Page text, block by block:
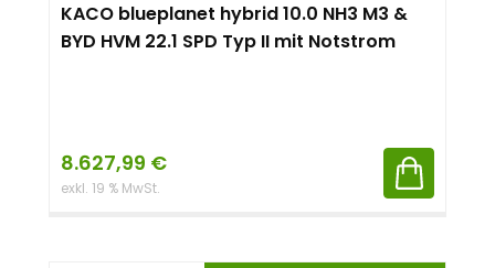
KACO blueplanet hybrid 10.0 NH3 M3 &
BYD HVM 22.1 SPD Typ II mit Notstrom
8.627,99 €
exkl. 19 % MwSt.